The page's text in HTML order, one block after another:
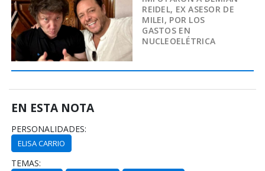
REIDEL, EX ASESOR DE
MILEI, POR LOS
GASTOS EN
NUCLEOELÉTRICA
EN ESTA NOTA
PERSONALIDADES:
ELISA CARRIO
TEMAS: